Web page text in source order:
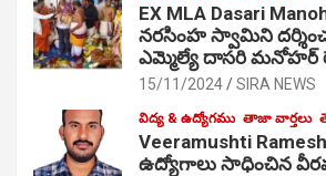
EX MLA Dasari
నరసింహ స్వామిని
ఎమ్మెల్యే దాసరి మనోహర్
15/11/2024 SIRA NEWS
విద్య & ఉద్యోగము తాజా వార్తలు
Veeramushti
ఉద్యోగాలు సాధించిన